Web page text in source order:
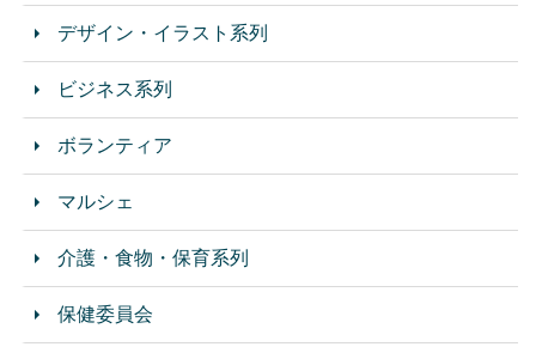
デザイン・イラスト系列
ビジネス系列
ボランティア
マルシェ
介護・食物・保育系列
保健委員会